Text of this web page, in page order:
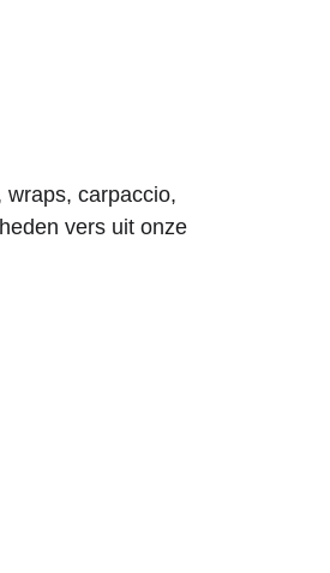
carpaccio,
vers uit onze